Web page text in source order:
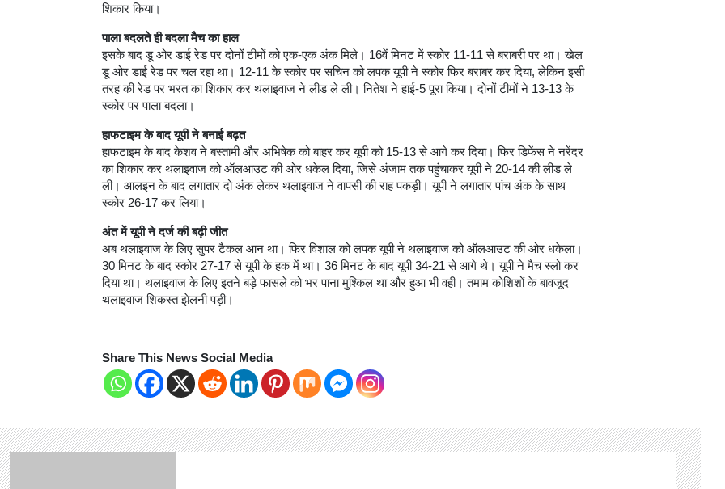
शिकार किया।
पाला बदलते ही बदला मैच का हाल
इसके बाद डू ओर डाई रेड पर दोनों टीमों को एक-एक अंक मिले। 16वें मिनट में स्कोर 11-11 से बराबरी पर था। खेल
डू ओर डाई रेड पर चल रहा था। 12-11 के स्कोर पर सचिन को लपक यूपी ने स्कोर फिर बराबर कर दिया, लेकिन इसी
तरह की रेड पर भरत का शिकार कर थलाइवाज ने लीड ले ली। नितेश ने हाई-5 पूरा किया। दोनों टीमों ने 13-13 के
स्कोर पर पाला बदला।
हाफटाइम के बाद यूपी ने बनाई बढ़त
हाफटाइम के बाद केशव ने बस्तामी और अभिषेक को बाहर कर यूपी को 15-13 से आगे कर दिया। फिर डिफेंस ने नरेंदर
का शिकार कर थलाइवाज को ऑलआउट की ओर धकेल दिया, जिसे अंजाम तक पहुंचाकर यूपी ने 20-14 की लीड ले
ली। आलइन के बाद लगातार दो अंक लेकर थलाइवाज ने वापसी की राह पकड़ी। यूपी ने लगातार पांच अंक के साथ
स्कोर 26-17 कर लिया।
अंत में यूपी ने दर्ज की बढ़ी जीत
अब थलाइवाज के लिए सुपर टैकल आन था। फिर विशाल को लपक यूपी ने थलाइवाज को ऑलआउट की ओर धकेला।
30 मिनट के बाद स्कोर 27-17 से यूपी के हक में था। 36 मिनट के बाद यूपी 34-21 से आगे थे। यूपी ने मैच स्लो कर
दिया था। थलाइवाज के लिए इतने बड़े फासले को भर पाना मुश्किल था और हुआ भी वही। तमाम कोशिशों के बावजूद
थलाइवाज शिकस्त झेलनी पड़ी।
Share This News Social Media